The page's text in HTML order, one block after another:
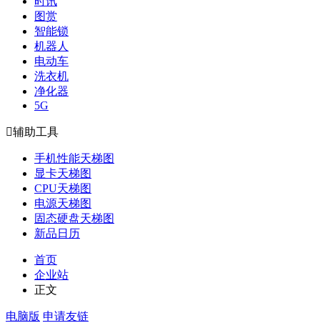
图赏
智能锁
机器人
电动车
洗衣机
净化器
5G
辅助工具
手机性能天梯图
显卡天梯图
CPU天梯图
电源天梯图
固态硬盘天梯图
新品日历
首页
企业站
正文
电脑版 申请友链